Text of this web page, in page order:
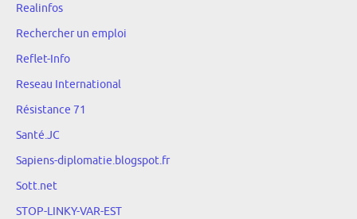
Realinfos
Rechercher un emploi
Reflet-Info
Reseau International
Résistance 71
Santé.JC
Sapiens-diplomatie.blogspot.fr
Sott.net
STOP-LINKY-VAR-EST